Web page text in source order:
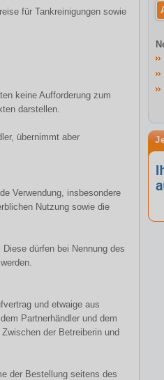
für Tankreinigungen sowie
keine Aufforderung zum
darstellen.
übernimmt aber
Verwendung, insbesondere
Nutzung sowie die
dürfen bei Nennung des
und etwaige aus
Partnerhändler und dem
der Betreiberin und
der Bestellung seitens des